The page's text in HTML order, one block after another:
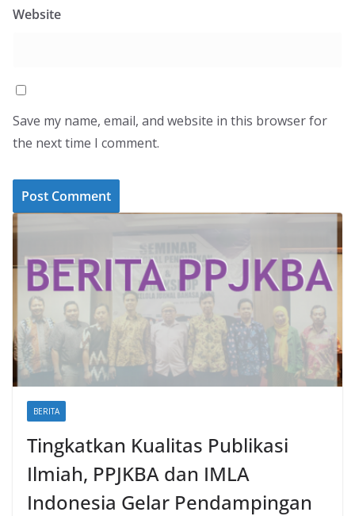
Website
Save my name, email, and website in this browser for
the next time I comment.
BERITA
Tingkatkan Kualitas Publikasi
Ilmiah, PPJKBA dan IMLA
Indonesia Gelar Pendampingan